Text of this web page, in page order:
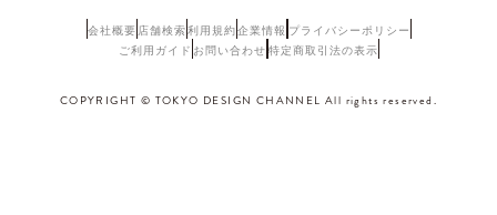
会社概要 店舗検索利用規約企業情報 プライバシーポリシー
ご利用ガイド お問い合わせ 特定商取引法の表示
COPYRIGHT © TOKYO DESIGN CHANNEL All rights reserved.